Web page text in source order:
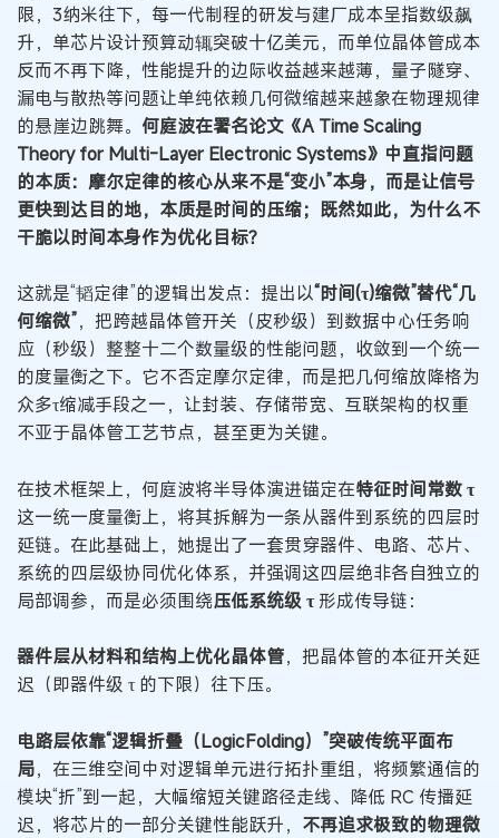
限，3纳米往下，每一代制程的研发与建厂成本呈指数级飙
升，单芯片设计预算动辄突破十亿美元，而单位晶体管成本
反而不再下降，性能提升的边际收益越来越薄，量子隧穿、
漏电与散热等问题让单纯依赖几何微缩越来越象在物理规律
的悬崖边跳舞。 何庭波在署名论文《A Time Scaling
Theory for Multi-Layer Electronic Systems》中直指问题
的本质：摩尔定律的核心从来不是“变小”本身，而是让信号
更快到达目的地，本质是时间的压缩；既然如此，为什么不
干脆以时间本身作为优化目标？
这就是“韬定律”的逻辑出发点：提出以“时间(τ)缩微”替代“几
何缩微”，把跨越晶体管开关（皮秒级）到数据中心任务响
应（秒级）整整十二个数量级的性能问题，收敛到一个统一
的度量衡之下。它不否定摩尔定律，而是把几何缩放降格为
众多τ缩减手段之一，让封装、存储带宽、互联架构的权重
不亚于晶体管工艺节点，甚至更为关键。
在技术框架上，何庭波将半导体演进锚定在特征时间常数 τ
这一统一度量衡上，将其拆解为一条从器件到系统的四层时
延链。在此基础上，她提出了一套贯穿器件、电路、芯片、
系统的四层级协同优化体系，并强调这四层绝非各自独立的
局部调参，而是必须围绕压低系统级 τ形成传导链：
器件层从材料和结构上优化晶体管，把晶体管的本征开关延
迟（即器件级 τ 的下限）往下压。
电路层依靠“逻辑折叠（LogicFolding）”突破传统平面布
局，在三维空间中对逻辑单元进行拓扑重组，将频繁通信的
模块“折”到一起，大幅缩短关键路径走线、降低 RC 传播延
迟，将芯片的一部分关键性能跃升， 不再追求极致的物理微